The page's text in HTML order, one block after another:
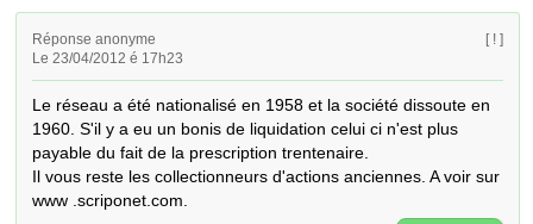
Réponse anonyme
Le 23/04/2012 é 17h23
[ ! ]
Le réseau a été nationalisé en 1958 et la société dissoute en
1960. S'il y a eu un bonis de liquidation celui ci n'est plus
payable du fait de la prescription trentenaire.
Il vous reste les collectionneurs d'actions anciennes. A voir sur
www .scriponet.com.